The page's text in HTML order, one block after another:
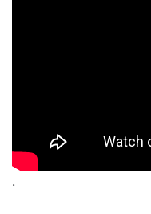
.